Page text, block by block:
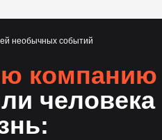
необычных событий
компанию
человека